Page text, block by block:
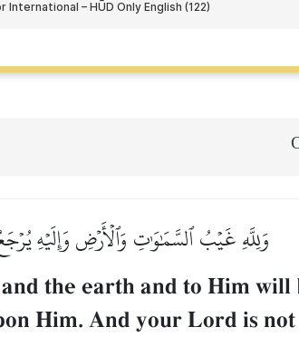
وَلِلَّهِ غَيۡبُ ٱلسَّمَٰوَٰتِ وَٱلۡأَرۡضِ وَإِلَيۡهِ
the earth and to Him will
Him. And your Lord is